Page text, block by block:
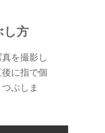
し方
を撮影し
に指で個
ぶしま